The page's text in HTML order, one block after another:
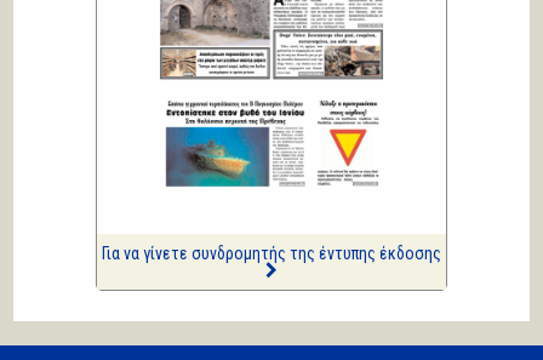
Κική Ζέρβα
Πολιτικά και άλλα
ΑΡΙΩΝ
Ιστορίες Καθημερινής
Τρέλας
Για να γίνετε συνδρομητής της έντυπης έκδοσης